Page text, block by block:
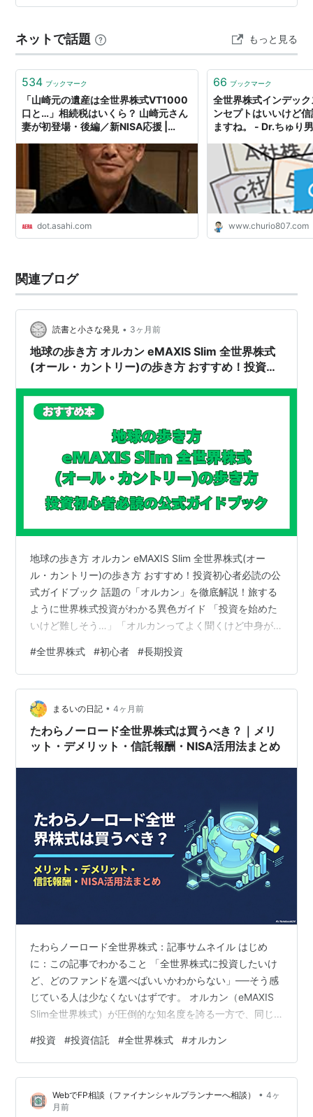
中心にしよう」と判断しました。 今回は、2024年1月か
運用条件 投資信託：eMAXIS Slim 全世界株…
ネットで話題 もっと見る
534 ブックマーク
「山崎元の遺産は全世界株式VT1000
口と…」相続税はいくら？ 山崎元さん
妻が初登場・後編／新NISA応援 |
dot.asahi.com
66 ブックマーク
全世界株式インデッ
ンセプトはいいけど
ますね。 - Dr.ちゅり
www.churio807.com
関連ブログ
読書と小さな発見 • 3ヶ月前
地球の歩き方 オルカン eMAXIS Slim 全世界株式
(オール・カントリー)の歩き方 おすすめ！投資初
地球の歩き方 オルカン eMAXIS Slim 全世界株式(オー
ル・カントリー)の歩き方 おすすめ！投資初心者必読の公
式ガイドブック 話題の「オルカン」を徹底解説！旅する
ように世界株式投資がわかる異色ガイド 「投資を始めた
いけど難しそう…」「オルカンってよく聞くけど中身が
歩き方 オルカン eMAXIS Slim 全世界株式(オール・カン
トリー)の歩き方」（地球の歩き方編集室）は、人気投資
信託「オルカン」の公式ガイドブックです。 三菱UFJア
セットマネジメントとMSCIの全面協力・監修のもと、投
資の基礎からオルカンの仕組み、世界47ヵ国・地域の…
#全世界株式 #初心者 #長期投資
まるいの日記 • 4ヶ月前
たわらノーロード全世界株式は買うべき？｜メリ
ット・デメリット・信託報酬・NISA活用法まとめ
たわらノーロード全世界株式：記事サムネイル はじめ
に：この記事でわかること 「全世界株式に投資したいけ
ど、どのファンドを選べばいいかわからない」──そう感
じている人は少なくないはずです。 オルカン（eMAXIS
Slim全世界株式）が圧倒的な知名度を誇る一方で、同じ
も静かに注目を集めています。 この記事では、以下の点
を整理します。 たわらノーロード 全世界株式の基本情報
と商品の特徴 ベース指数であるMSCI ACWIの中身と主な
構成銘柄 オルカンや楽天・プラス・オルカンなど類似フ
#投資 #投資信託 #全世界株式 #オルカン
WebでFP相談（ファイナンシャルプランナーへ相談） • 4ヶ
月前